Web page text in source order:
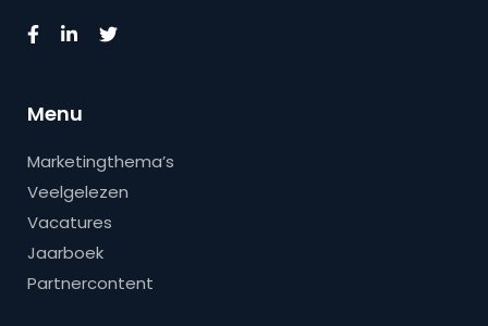
Menu
Marketingthema’s
Veelgelezen
Vacatures
Jaarboek
Partnercontent